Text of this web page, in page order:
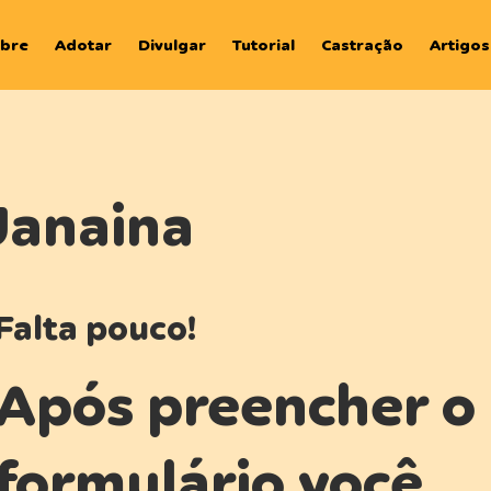
Adotar Divulgar Tutorial Castração Artigos
pouco!
preencher o